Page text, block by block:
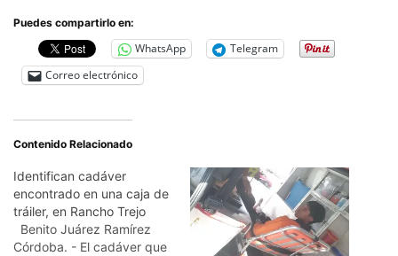
Puedes compartirlo en:
WhatsApp
Telegram
Correo electrónico
Contenido Relacionado
Identifican cadáver
encontrado en una caja de
tráiler, en Rancho Trejo
Benito Juárez Ramírez
Córdoba. - El cadáver que